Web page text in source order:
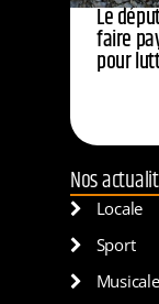
Le
faire
pour
Nos
Locale
Sport